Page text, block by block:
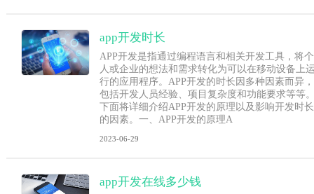
app开发时长
APP开发是指通过编程语言和相关开发工具，将个
人或企业的想法和需求转化为可以在移动设备上
行的应用程序。APP开发的时长因多种因素而异，
包括开发人员经验、项目复杂度和功能要求等等
下面将详细介绍APP开发的原理以及影响开发时长
的因素。一、APP开发的原理A
2023-06-29
app开发在线多少钱